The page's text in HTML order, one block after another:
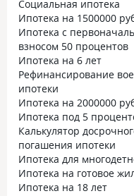
Социальная ипотека
Ипотека на 1500000
Ипотека с
взносом 50 процентов
Ипотека на 6 лет
Рефинансирование
ипотеки
Ипотека на 2000000
Ипотека под 5
Калькулятор
погашения ипотеки
Ипотека для
Ипотека на готовое
Ипотека на 18 лет